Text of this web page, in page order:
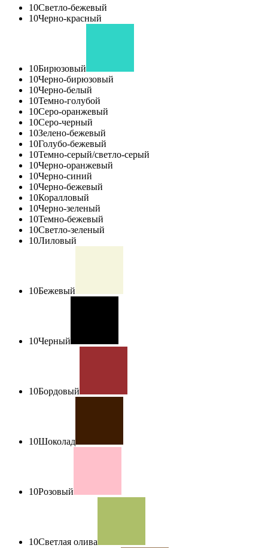
10Светло-бежевый
10Черно-красный
10Бирюзовый
10Черно-бирюзовый
10Черно-белый
10Темно-голубой
10Серо-оранжевый
10Серо-черный
10Зелено-бежевый
10Голубо-бежевый
10Темно-серый/светло-серый
10Черно-оранжевый
10Черно-синий
10Черно-бежевый
10Коралловый
10Черно-зеленый
10Темно-бежевый
10Светло-зеленый
10Лиловый
10Бежевый
10Черный
10Бордовый
10Шоколад
10Розовый
10Светлая олива